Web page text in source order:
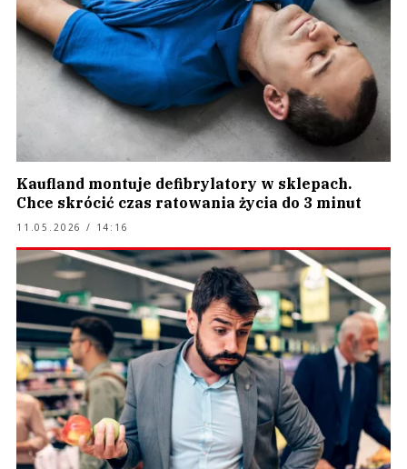
Kaufland montuje defibrylatory w sklepach.
Chce skrócić czas ratowania życia do 3 minut
11.05.2026 / 14:16